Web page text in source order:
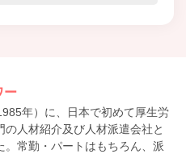
ー
年）に、日本で初めて厚生労
人材紹介及び人材派遣会社と
。常勤・パートはもちろん、派